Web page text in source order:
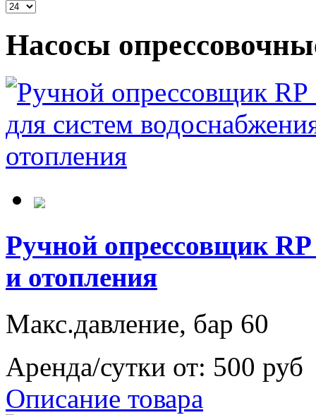
Насосы
Ручной опрессовщик
и отопления
Макс.давление, бар 60
Аренда/сутки от: 500 руб
Описание товара